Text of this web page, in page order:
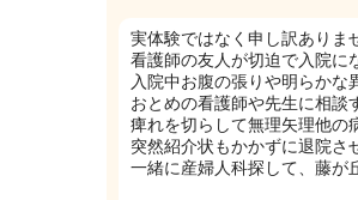
実体験ではなく申し訳ありま
看護師の友人が切迫で入院に
入院中お腹の張りや明らかな
おとめの看護師や先生に相談
痺れを切らして無理矢理他の
突然紹介状もかかずに退院さ
一緒に産婦人科探して、藤が